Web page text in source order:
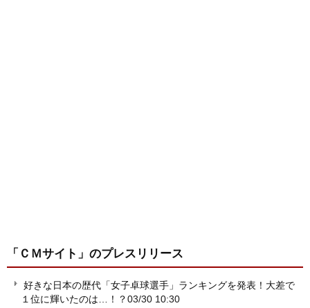
「ＣＭサイト」 のプレスリリース
好きな日本の歴代「女子卓球選手」ランキングを発表！大差で
１位に輝いたのは…！？03/30 10:30